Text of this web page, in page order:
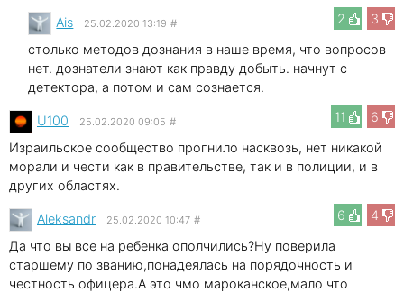
2
3
Ais 25.02.2020 13:19 #
столько методов дознания в наше время, что вопросов
нет. дознатели знают как правду добыть. начнут с
детектора, а потом и сам сознается.
11
6
U100 25.02.2020 09:05 #
Израильское сообщество прогнило насквозь, нет никакой
морали и чести как в правительстве, так и в полиции, и в
других областях.
6
4
Aleksandr 25.02.2020 10:47 #
Да что вы все на ребенка ополчились?Ну поверила
старшему по званию,понадеялась на порядочность и
честность офицера.А это чмо мароканское,мало что